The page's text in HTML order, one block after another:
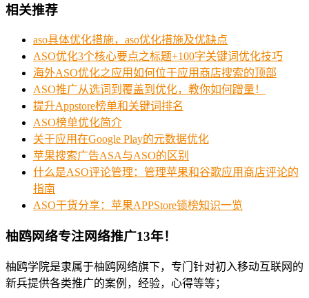
相关推荐
aso具体优化措施，aso优化措施及优缺点
ASO优化3个核心要点之标题+100字关键词优化技巧
海外ASO优化之应用如何位于应用商店搜索的顶部
ASO推广从选词到覆盖到优化，教你如何蹭量！
提升Appstore榜单和关键词排名
ASO榜单优化简介
关于应用在Google Play的元数据优化
苹果搜索广告ASA与ASO的区别
什么是ASO评论管理：管理苹果和谷歌应用商店评论的
指南
ASO干货分享：苹果APPStore锁榜知识一览
柚鸥网络专注网络推广13年！
柚鸥学院是隶属于柚鸥网络旗下，专门针对初入移动互联网的
新兵提供各类推广的案例，经验，心得等等；